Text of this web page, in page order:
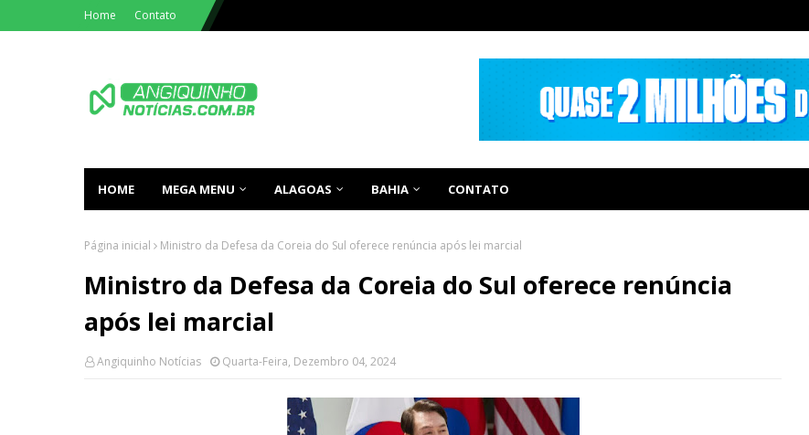
Home Contato
HOME MEGA MENU ALAGOAS BAHIA CONTATO
Página inicial Ministro da Defesa da Coreia do Sul oferece renúncia após lei marcial
Ministro da Defesa da Coreia do Sul oferece renúncia
após lei marcial
Angiquinho Notícias Quarta-Feira, Dezembro 04, 2024